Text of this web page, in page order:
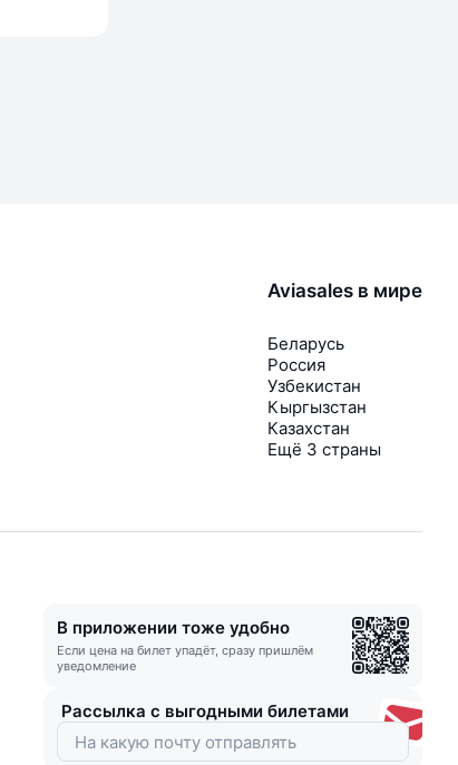
Aviasales в мире
Беларусь
Россия
Узбекистан
Кыргызстан
Казахстан
Ещё 3 страны
В приложении тоже удобно
Если цена на билет упадёт, сразу пришлём
уведомление
Рассылка с выгодными билетами